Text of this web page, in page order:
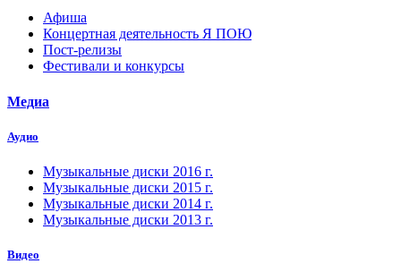
Афиша
Концертная деятельность Я ПОЮ
Пост-релизы
Фестивали и конкурсы
Медиа
Аудио
Музыкальные диски 2016 г.
Музыкальные диски 2015 г.
Музыкальные диски 2014 г.
Музыкальные диски 2013 г.
Видео